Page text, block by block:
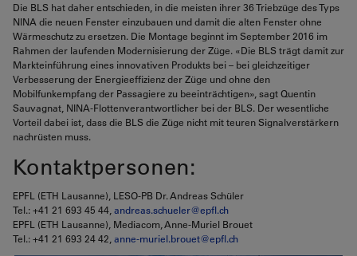
Die BLS hat daher entschieden, in die meisten ihrer 36 Triebzüge des Typs
NINA die neuen Fenster einzubauen und damit die alten Fenster ohne
Wärmeschutz zu ersetzen. Die Montage beginnt im September 2016 im
Rahmen der laufenden Modernisierung der Züge. «Die BLS trägt damit zur
Markteinführung eines innovativen Produkts bei – bei gleichzeitiger
Verbesserung der Energieeffizienz der Züge und ohne den
Mobilfunkempfang der Passagiere zu beeinträchtigen», sagt Quentin
Sauvagnat, NINA-Flottenverantwortlicher bei der BLS. Der wesentliche
Vorteil dabei ist, dass die BLS die Züge nicht mit teuren Signalverstärkern
nachrüsten muss.
Kontaktpersonen:
EPFL (ETH Lausanne), LESO-PB Dr. Andreas Schüler
Tel.: +41 21 693 45 44, andreas.schueler@epfl.ch
EPFL (ETH Lausanne), Mediacom, Anne-Muriel Brouet
Tel.: +41 21 693 24 42, anne-muriel.brouet@epfl.ch